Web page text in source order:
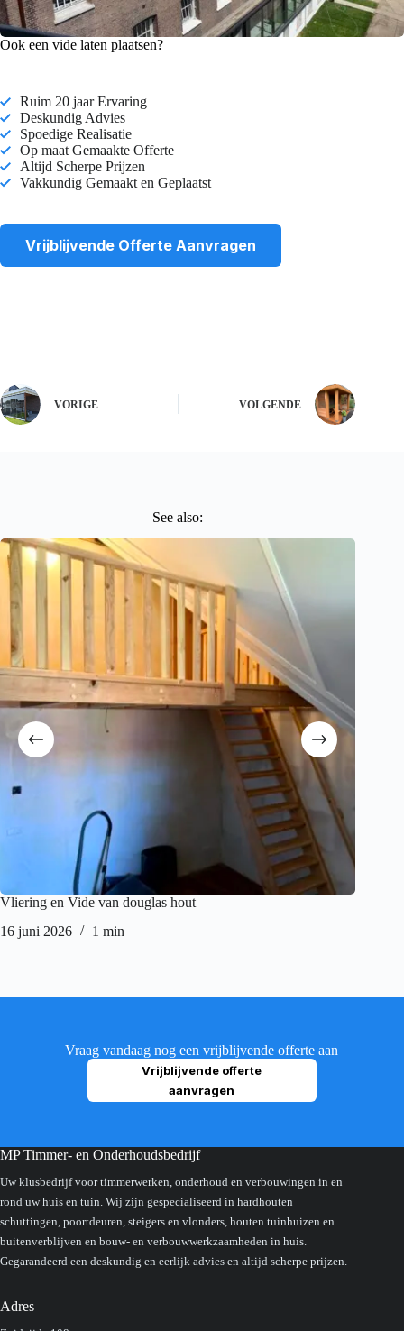
Ook een vide laten plaatsen?
Ruim 20 jaar Ervaring
Deskundig Advies
Spoedige Realisatie
Op maat Gemaakte Offerte
Altijd Scherpe Prijzen
Vakkundig Gemaakt en Geplaatst
Vrijblijvende Offerte Aanvragen
VORIGE VOLGENDE
See also:
Vliering en Vide van douglas hout
16 juni 2026
1 min
Vraag vandaag nog een vrijblijvende offerte aan
Vrijblijvende offerte
aanvragen
MP Timmer- en Onderhoudsbedrijf
Uw klusbedrijf voor timmerwerken, onderhoud en verbouwingen in en
rond uw huis en tuin. Wij zijn gespecialiseerd in hardhouten
schuttingen, poortdeuren, steigers en vlonders, houten tuinhuizen en
buitenverblijven en bouw- en verbouwwerkzaamheden in huis.
Gegarandeerd een deskundig en eerlijk advies en altijd scherpe prijzen.
Adres